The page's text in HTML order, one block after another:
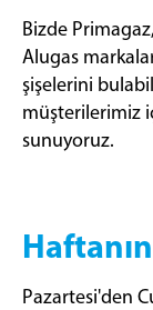
Bizde
Alugas
şişelerini
müşterilerimiz
sunuyoruz.
Pazartesi'den